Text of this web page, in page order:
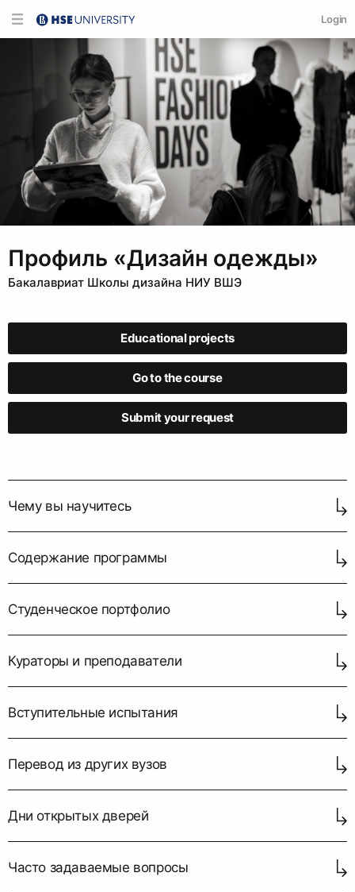
Login
Профиль «Дизайн одежды»
Бакалавриат Школы дизайна НИУ ВШЭ
Educational projects
Go to the course
Submit your request
Чему вы научитесь
Содержание программы
Студенческое портфолио
Кураторы и преподаватели
Вступительные испытания
Перевод из других вузов
Дни открытых дверей
Часто задаваемые вопросы